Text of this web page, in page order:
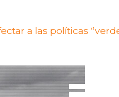
a las políticas